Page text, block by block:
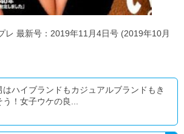
レ 最新号：2019年11月4日号 (2019年10月
はハイブランドもカジュアルブランドもき
う！女子ウケの良...